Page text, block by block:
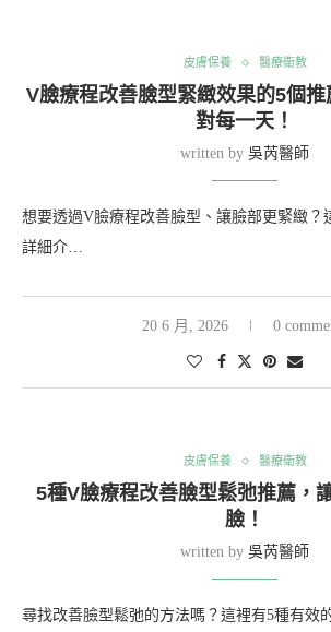
皮膚保養 醫療衛教
V臉療程改善臉型緊緻效果的5個
對每一天！
written by 吳芮醫師
想要透過V臉療程改善臉型、讓臉部更緊緻？
詳細介…
20 6 月, 2026 0
皮膚保養 醫療衛教
5種V臉療程改善臉型鬆弛推薦，
臉！
written by 吳芮醫師
尋找改善臉型鬆弛的方法嗎？這裡有5種有效